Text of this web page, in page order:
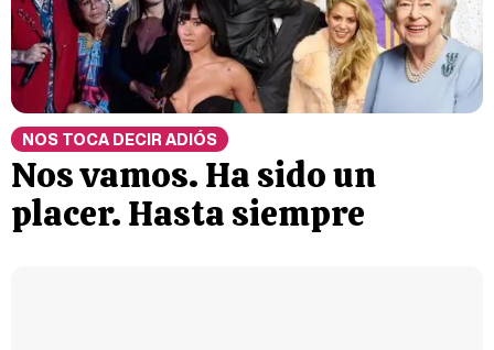
NOS TOCA DECIR ADIÓS
Nos vamos. Ha sido un
placer. Hasta siempre